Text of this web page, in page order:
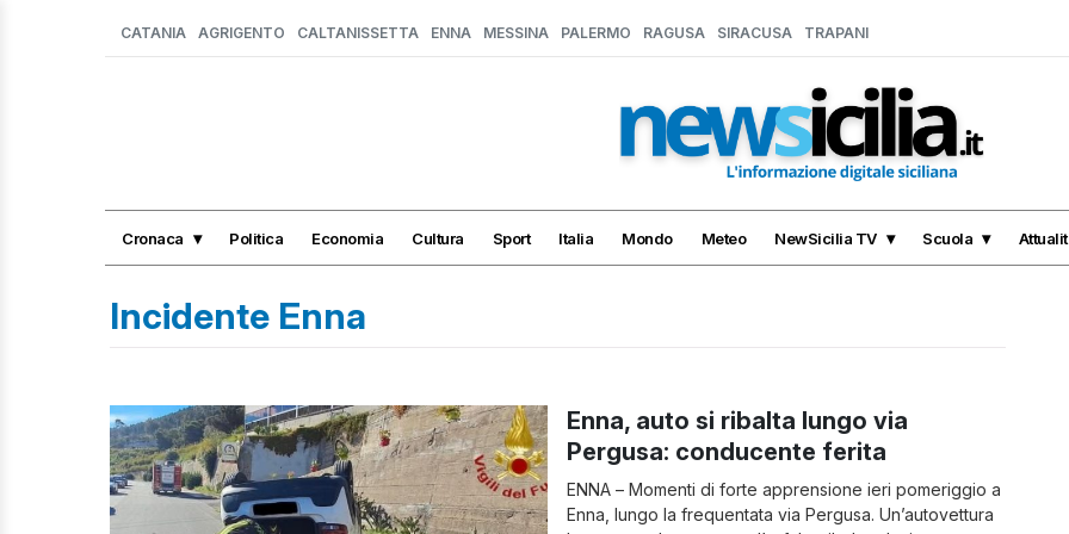
CATANIA AGRIGENTO CALTANISSETTA ENNA MESSINA PALERMO RAGUSA SIRACUSA TRAPANI
Cronaca Politica Economia Cultura Sport Italia Mondo Meteo NewSicilia TV Scuola
Incidente Enna
Enna, auto si ribalta lungo via
Pergusa: conducente ferita
ENNA – Momenti di forte apprensione ieri pomeriggio a
Enna, lungo la frequentata via Pergusa. Un’autovettura